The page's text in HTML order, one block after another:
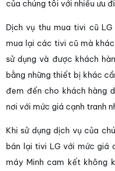
của chúng tôi với nhiều ưu
Dịch vụ thu mua tivi cũ
mua lại các tivi cũ mà
sử dụng và được khách
bằng những thiết bị khác
đem đến cho khách hàng
nơi với mức giá cạnh tranh
Khi sử dụng dịch vụ của
bán lại tivi LG với mức giá
máy Minh cam kết không